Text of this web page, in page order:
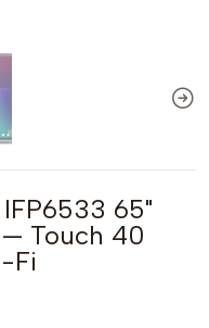
65"
Touch 40
Fi